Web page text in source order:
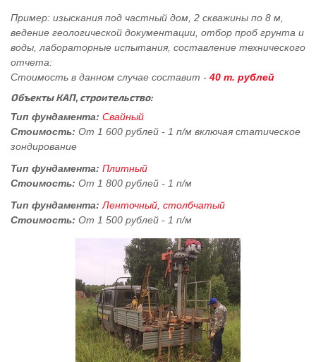
Пример: изыскания под частный дом, 2 скважины по 8 м,
ведение геологической документации, отбор проб грунта и
воды, лабораторные испытания, составление технического
отчета:
Стоимость в данном случае составит - 40 т. рублей
Объекты КАП, строительство:
Тип фундамента: Свайный
Стоимость: От 1 600 рублей - 1 п/м включая статическое
зондирование
Тип фундамента: Плитный
Стоимость: От 1 800 рублей - 1 п/м
Тип фундамента: Ленточный, столбчатый
Стоимость: От 1 500 рублей - 1 п/м